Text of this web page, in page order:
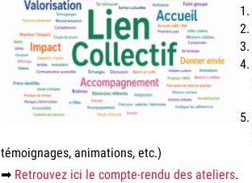
témoignages, animations, etc.)
➡ Retrouvez ici le compte-rendu des ateliers.